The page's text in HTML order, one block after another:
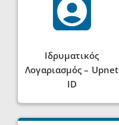
Ιδρυματικός
Λογαριασμός – Upnet
ID